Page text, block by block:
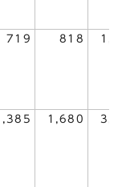
719 818
1,680